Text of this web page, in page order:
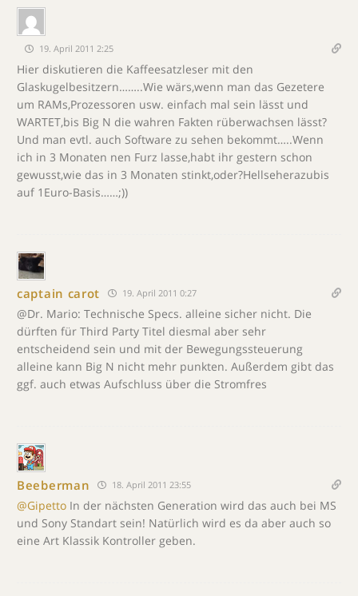
19. April 2011 2:25
Hier diskutieren die Kaffeesatzleser mit den
Glaskugelbesitzern……..Wie wärs,wenn man das Gezetere
um RAMs,Prozessoren usw. einfach mal sein lässt und
WARTET,bis Big N die wahren Fakten rüberwachsen lässt?
Und man evtl. auch Software zu sehen bekommt…..Wenn
ich in 3 Monaten nen Furz lasse,habt ihr gestern schon
gewusst,wie das in 3 Monaten stinkt,oder?Hellseherazubis
auf 1Euro-Basis……;))
captain carot 19. April 2011 0:27
@Dr. Mario: Technische Specs. alleine sicher nicht. Die
dürften für Third Party Titel diesmal aber sehr
entscheidend sein und mit der Bewegungssteuerung
alleine kann Big N nicht mehr punkten. Außerdem gibt das
ggf. auch etwas Aufschluss über die Stromfres
Beeberman 18. April 2011 23:55
@Gipetto In der nächsten Generation wird das auch bei MS
und Sony Standart sein! Natürlich wird es da aber auch so
eine Art Klassik Kontroller geben.